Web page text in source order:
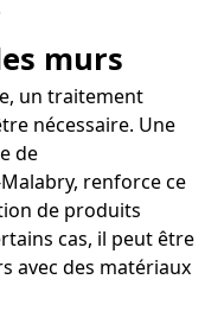
murs
un traitement
nécessaire. Une
de
renforce ce
de produits
cas, il peut être
avec des matériaux